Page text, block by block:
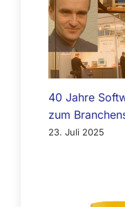
40 Jahre
zum
23. Juli 2025